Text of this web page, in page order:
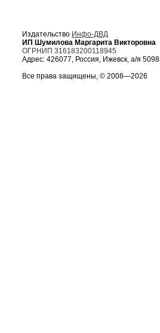
Издательство Инфо-ДВД
ИП Шумилова Маргарита Викторовна
ОГРНИП 316183200118945
Адрес: 426077, Россия, Ижевск, а/я 5098
Все права защищены, © 2008—2026